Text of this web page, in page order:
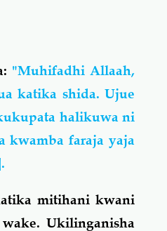
"Muhifadhi Allaah,
katika shida. Ujue
halikuwa ni
kwamba faraja yaja
mitihani kwani
Ukilinganisha